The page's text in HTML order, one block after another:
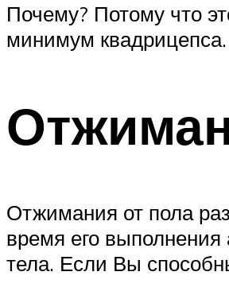
Почему? Потому что
минимум
Отжимания от пола
время его
тела. Если Вы